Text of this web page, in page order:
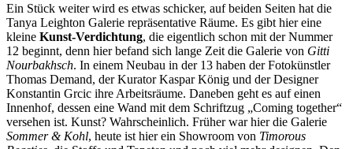
Ein Stück weiter wird es etwas schicker, auf beiden Seiten hat die
Tanya Leighton Galerie repräsentative Räume. Es gibt hier eine
kleine Kunst-Verdichtung, die eigentlich schon mit der Nummer
12 beginnt, denn hier befand sich lange Zeit die Galerie von Gitti
Nourbakhsch. In einem Neubau in der 13 haben der Fotokünstler
Thomas Demand, der Kurator Kaspar König und der Designer
Konstantin Grcic ihre Arbeitsräume. Daneben geht es auf einen
Innenhof, dessen eine Wand mit dem Schriftzug „Coming together“
versehen ist. Kunst? Wahrscheinlich. Früher war hier die Galerie
Sommer & Kohl, heute ist hier ein Showroom von Timorous